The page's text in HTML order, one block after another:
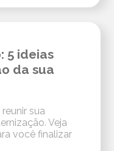
5 ideias
da sua
sua
Veja
você finalizar